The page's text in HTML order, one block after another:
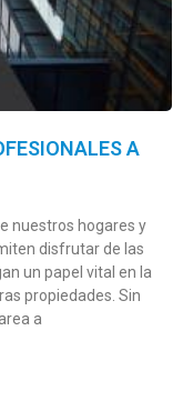
A
nuestros hogares y
disfrutar de las
un papel vital en la
propiedades. Sin
a